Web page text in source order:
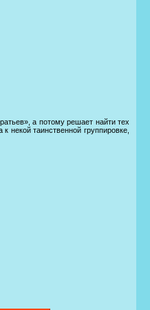
а потому решает найти тех
некой таинственной группировке,